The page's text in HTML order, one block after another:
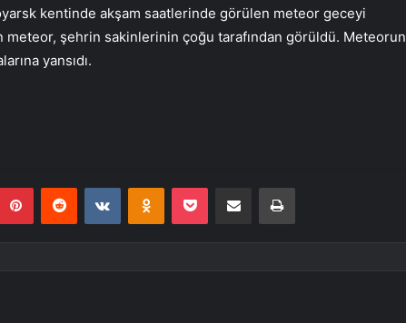
kentinde akşam saatlerinde görülen meteor geceyi
meteor, şehrin sakinlerinin çoğu tarafından görüldü. Meteorun
yansıdı.
PinterestReddit VKontakteOdnoklassniki
Pocket E-Posta ile paylaş Yazdır